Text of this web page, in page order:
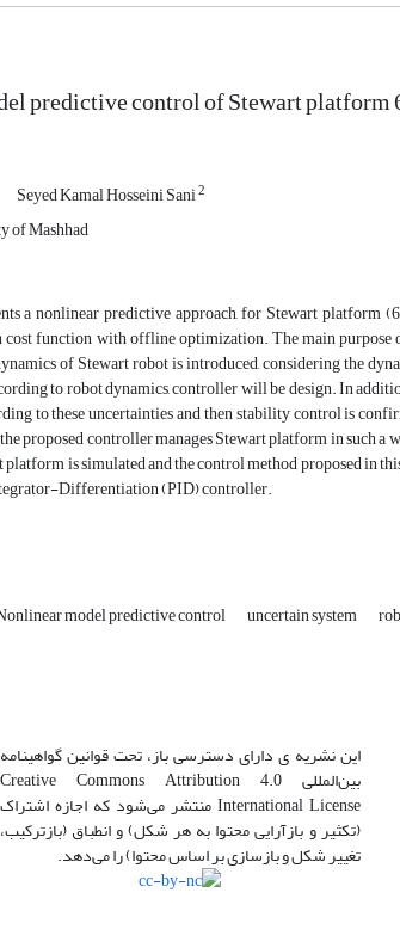
predictive control of Stewart platform
Seyed Kamal Hosseini Sani2
of Mashhad
a nonlinear predictive approach, for Stewart
function with offline optimization. The main
of Stewart robot is introduced, considering the
to robot dynamics, controller will be design. In
to these uncertainties and then stability control is
proposed controller manages Stewart platform in such
platform is simulated and the control method proposed in
Differentiation (PID) controller.
model predictive control uncertain system
این نشریه ی دارای دسترسی باز، تحت قوانین گواهینامه
بین‌المللی Creative Commons Attribution 4.0
International License منتشر می‌شود که اجازه اشتراک
(تکثیر و بازآرایی محتوا به هر شکل) و انطباق (بازترکیب،
تغییر شکل و بازسازی بر اساس محتوا) را می‌دهد.